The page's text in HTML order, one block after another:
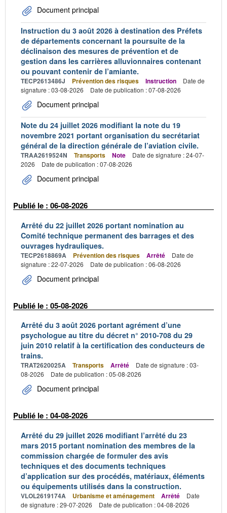
Document principal
Instruction du 3 août 2026 à destination des Préfets
de départements concernant la poursuite de la
déclinaison des mesures de prévention et de
gestion dans les carrières alluvionnaires contenant
ou pouvant contenir de l’amiante.
TECP2613486J Prévention des risques Instruction
Date de
signature : 03-08-2026
Date de publication : 07-08-2026
Document principal
Note du 24 juillet 2026 modifiant la note du 19
novembre 2021 portant organisation du secrétariat
général de la direction générale de l’aviation civile.
TRAA2619524N Transports Note
Date de signature : 24-07-
2026
Date de publication : 07-08-2026
Document principal
Publié le : 06-08-2026
Arrêté du 22 juillet 2026 portant nomination au
Comité technique permanent des barrages et des
ouvrages hydrauliques.
TECP2618869A Prévention des risques Arrêté
Date de
signature : 22-07-2026
Date de publication : 06-08-2026
Document principal
Publié le : 05-08-2026
Arrêté du 3 août 2026 portant agrément d’une
psychologue au titre du décret n° 2010-708 du 29
juin 2010 relatif à la certification des conducteurs de
trains.
TRAT2620025A Transports Arrêté
Date de signature : 03-
08-2026
Date de publication : 05-08-2026
Document principal
Publié le : 04-08-2026
Arrêté du 29 juillet 2026 modifiant l’arrêté du 23
mars 2015 portant nomination des membres de la
commission chargée de formuler des avis
techniques et des documents techniques
d’application sur des procédés, matériaux, éléments
ou équipements utilisés dans la construction.
VLOL2619174A Urbanisme et aménagement Arrêté
Date
de signature : 29-07-2026
Date de publication : 04-08-2026